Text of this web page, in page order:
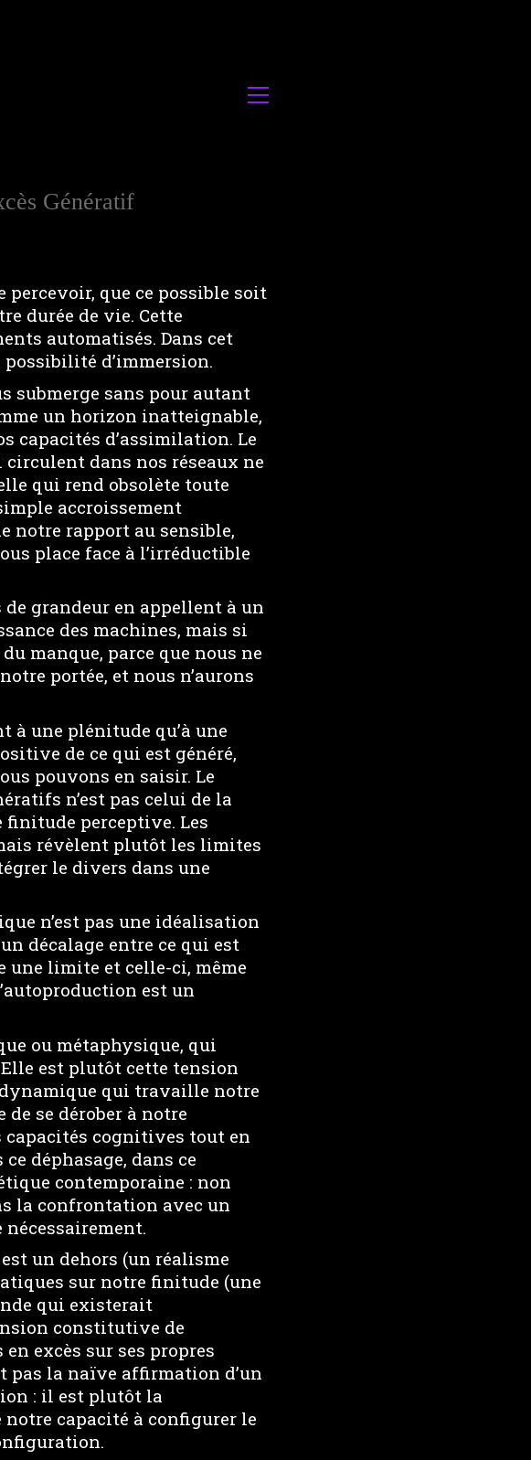
Génératif
percevoir, que ce possible soit
durée de vie. Cette
automatisés. Dans cet
possibilité d’immersion.
submerge sans pour autant
un horizon inatteignable,
capacités d’assimilation. Le
dans nos réseaux ne
qui rend obsolète toute
accroissement
notre rapport au sensible,
place face à l’irréductible
grandeur en appellent à un
des machines, mais si
manque, parce que nous ne
portée, et nous n’aurons
à une plénitude qu’à une
de ce qui est généré,
pouvons en saisir. Le
n’est pas celui de la
finitude perceptive. Les
révèlent plutôt les limites
le divers dans une
n’est pas une idéalisation
décalage entre ce qui est
une limite et celle-ci, même
est un
ou métaphysique, qui
est plutôt cette tension
qui travaille notre
de se dérober à notre
capacités cognitives tout en
déphasage, dans ce
contemporaine : non
la confrontation avec un
un dehors (un réalisme
sur notre finitude (une
qui existerait
constitutive de
excès sur ses propres
pas la naïve affirmation d’un
: il est plutôt la
capacité à configurer le